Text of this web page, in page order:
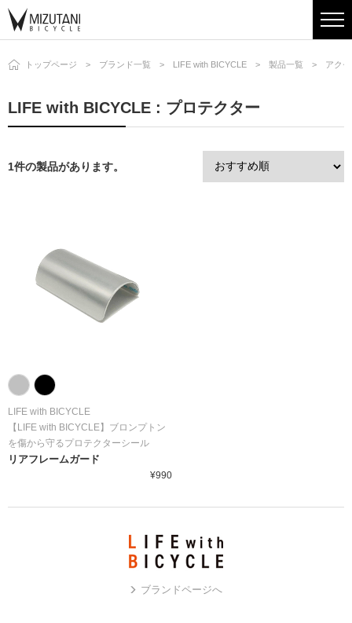
トップページ ブランド一覧 LIFE with BICYCLE 製品一覧 アク
LIFE with BICYCLE : プロテクター
1件の製品があります。
LIFE with BICYCLE
【LIFE with BICYCLE】ブロンプトン
を傷から守るプロテクターシール
リアフレームガード
¥990
ブランドページへ